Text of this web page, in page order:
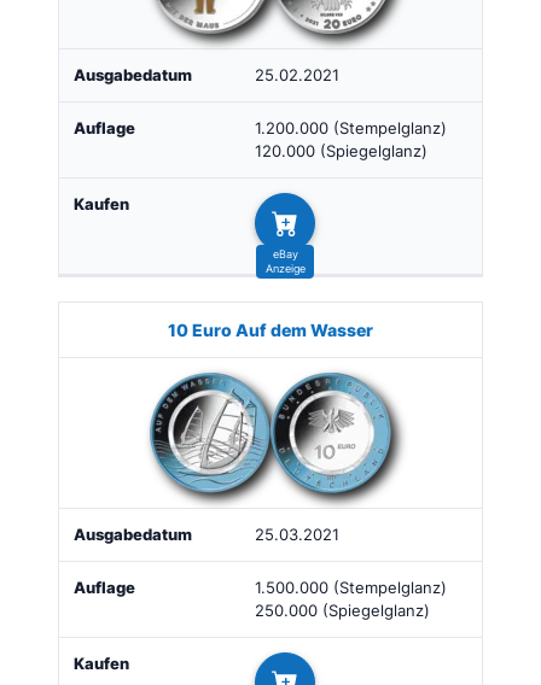
25.02.2021
1.200.000 (Stempelglanz)
120.000 (Spiegelglanz)
10 Euro Auf dem Wasser
25.03.2021
1.500.000 (Stempelglanz)
250.000 (Spiegelglanz)